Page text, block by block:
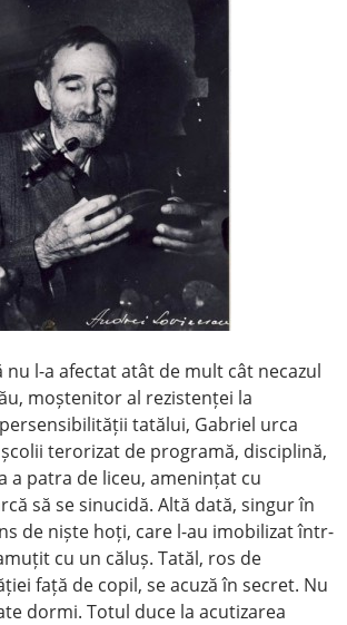
nu l-a afectat atât de mult cât necazul
moștenitor al rezistenței la
tatălui, Gabriel urca
terorizat de programă, disciplină,
a patra de liceu, amenințat cu
să se sinucidă. Altă dată, singur în
de niște hoți, care l-au imobilizat într-
cu un căluș. Tatăl, ros de
față de copil, se acuză în secret. Nu
dormi. Totul duce la acutizarea